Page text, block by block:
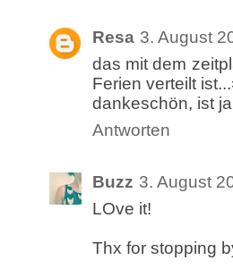
Resa 3. August
das mit dem
Ferien verteilt
dankeschön, ist
Antworten
Buzz 3. August
LOve it!
Thx for stopping